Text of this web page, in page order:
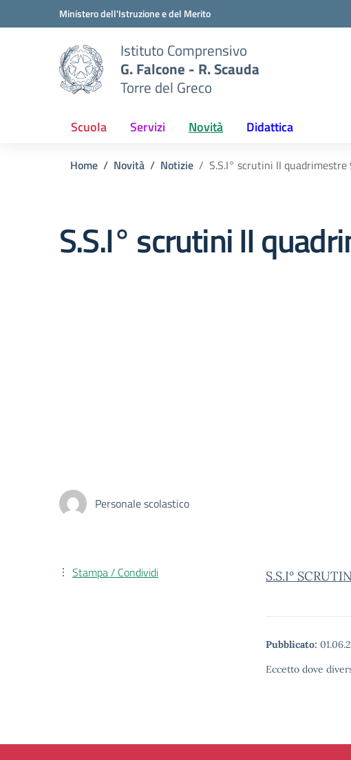
Vai ai contenuti
Vai al menu di navigazioneMinistero dell'Istruzione e del Merito
Istituto Comprensivo
G. Falcone - R. Scauda
Torre del Greco
Scuola Servizi Novità Didattica
Home Novità Notizie S.S.I° scrutini II
S.S.I° scrutini II
Personale scolastico
S.S.I°
Pubblicato:
Eccetto dove
Stampa / Condividi